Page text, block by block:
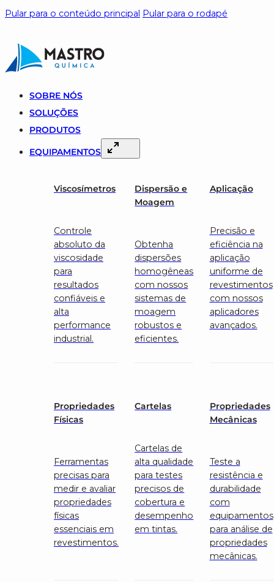
Pular para o conteúdo principal Pular para o rodapé
SOBRE NÓS
SOLUÇÕES
PRODUTOS
EQUIPAMENTOS
Viscosímetros
Controle
absoluto da
viscosidade
para
resultados
confiáveis e
alta
performance
industrial.
Dispersão e
Moagem
Obtenha
dispersões
homogêneas
com nossos
sistemas de
moagem
robustos e
eficientes.
Aplicação
Precisão e
eficiência na
aplicação
uniforme de
revestimentos
com nossos
aplicadores
avançados.
Propriedades
Físicas
Ferramentas
precisas para
medir e avaliar
propriedades
físicas
essenciais em
revestimentos.
Cartelas
Cartelas de
alta qualidade
para testes
precisos de
cobertura e
desempenho
em tintas.
Propriedades
Mecânicas
Teste a
resistência e
durabilidade
com
equipamentos
para análise de
propriedades
mecânicas.